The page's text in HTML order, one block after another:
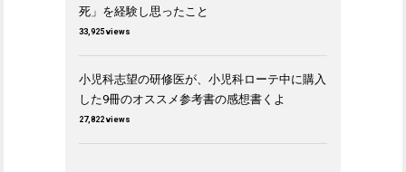
死」を経験し思ったこと
33,925 views
小児科志望の研修医が、小児科ローテ中に購入
した9冊のオススメ参考書の感想書くよ
27,822 views